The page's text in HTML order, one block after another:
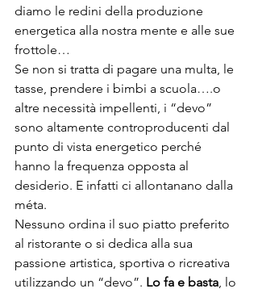
diamo le redini della produzione
energetica alla nostra mente e alle sue
frottole…
Se non si tratta di pagare una multa, le
tasse, prendere i bimbi a scuola….o
altre necessità impellenti, i “devo”
sono altamente controproducenti dal
punto di vista energetico perché
hanno la frequenza opposta al
desiderio. E infatti ci allontanano dalla
méta.
Nessuno ordina il suo piatto preferito
al ristorante o si dedica alla sua
passione artistica, sportiva o ricreativa
utilizzando un “devo”. Lo fa e basta, lo